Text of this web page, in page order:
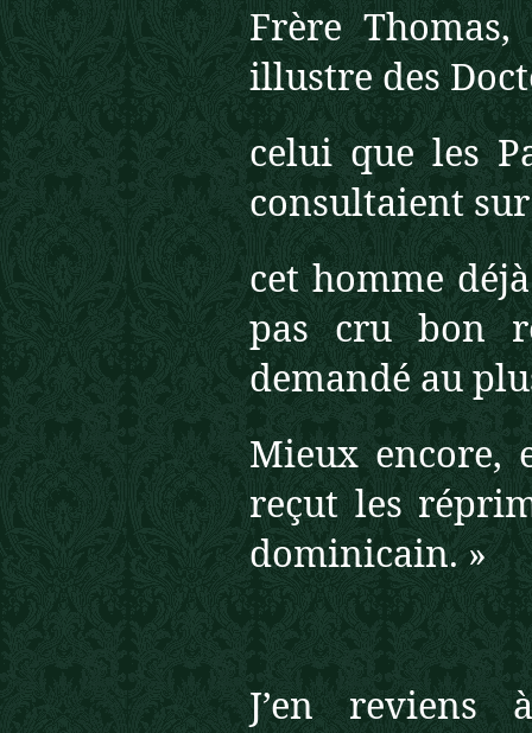
Frère
illustre des
celui que les
consultaient
cet homme
pas cru bon
demandé au
Mieux encore,
reçut les
dominicain. »
J’en reviens